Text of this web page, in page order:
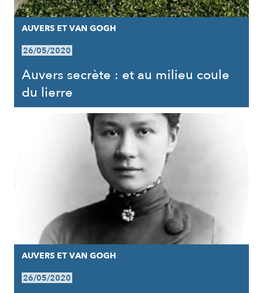
AUVERS ET VAN GOGH
26/05/2020
Auvers secrète : et au milieu coule
du lierre
AUVERS ET VAN GOGH
26/05/2020